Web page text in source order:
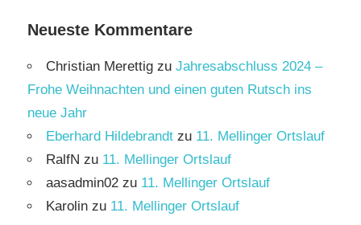
Neueste Kommentare
Christian Merettig zu Jahresabschluss 2024 –
Frohe Weihnachten und einen guten Rutsch ins
neue Jahr
Eberhard Hildebrandt zu 11. Mellinger Ortslauf
RalfN zu 11. Mellinger Ortslauf
aasadmin02 zu 11. Mellinger Ortslauf
Karolin zu 11. Mellinger Ortslauf